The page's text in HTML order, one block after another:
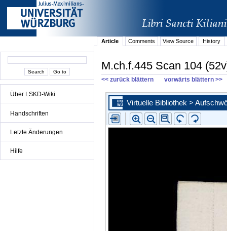
Über LSKD-Wiki
Handschriften
Letzte Änderungen
Hilfe
Article Comments View Source History
M.ch.f.445 Scan 104
<< zurück blättern vorwärts blättern >>